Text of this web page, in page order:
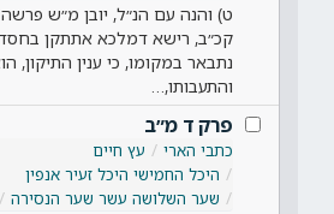
ט) והנה עם הנ״ל, יובן מ״ש
קכ״ב, רישא דמלכא אתתקן בחסד
נתבאר במקומו, כי ענין התיקון,
והתעבותו,…
פרק ד מ״ב
כתבי הארי
עץ חיים
היכל החמישי היכל זעיר אנפין
שער השלושה עשר שער הנסירה